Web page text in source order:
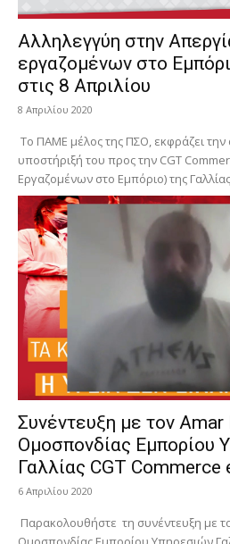
Αλληλεγγύη στην
εργαζομένων στο
στις 8 Απριλίου
8 Απριλίου 2020
Το ΠΑΜΕ μέλος της ΠΣΟ, εκφράζει την
υποστήριξή του προς την CGT
Εργαζομένων στο Εμπόριο) της
Συνέντευξη με τον Amar
Ομοσπονδίας Εμπορίου
Γαλλίας CGT Commerce
6 Απριλίου 2020
Παρακολουθήστε τη συνέντευξη με